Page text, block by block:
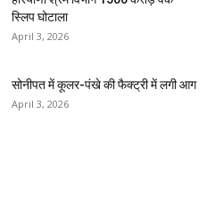
स्लिप घोटाला
April 3, 2026
सोनीपत में कूलर-पंखे की फैक्ट्री में लगी आग
April 3, 2026